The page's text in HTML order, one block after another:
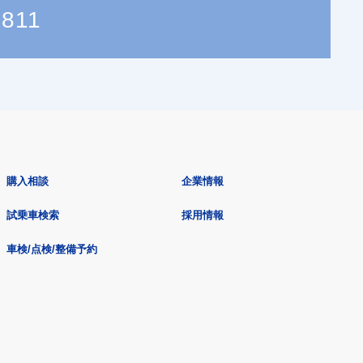
購入相談
試乗車検索
車検/点検/整備予約
企業情報
採用情報